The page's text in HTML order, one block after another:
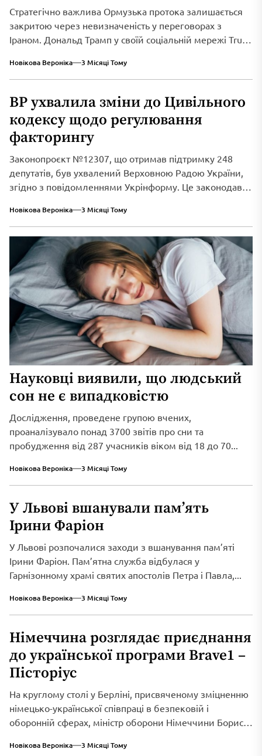
Стратегічно важлива Ормузька протока залишається
закритою через невизначеність у переговорах з
Іраном. Дональд Трамп у своїй соціальній мережі Truth
Новікова Вероніка 3 Місяці Тому
ВР ухвалила зміни до Цивільного
кодексу щодо регулювання
факторингу
Законопроєкт №12307, що отримав підтримку 248
депутатів, був ухвалений Верховною Радою України,
згідно з повідомленнями Укрінформу. Це законодавче
Новікова Вероніка 3 Місяці Тому
Науковці виявили, що людський
сон не є випадковістю
Дослідження, проведене групою вчених,
проаналізувало понад 3700 звітів про сни та
пробудження від 287 учасників віком від 18 до 70...
Новікова Вероніка 3 Місяці Тому
У Львові вшанували пам’ять
Ірини Фаріон
У Львові розпочалися заходи з вшанування пам’яті
Ірини Фаріон. Пам’ятна служба відбулася у
Гарнізонному храмі святих апостолів Петра і Павла,...
Новікова Вероніка 3 Місяці Тому
Німеччина розглядає приєднання
до української програми Brave1 –
Пісторіус
На круглому столі у Берліні, присвяченому зміцненню
німецько-української співпраці в безпековій і
оборонній сферах, міністр оборони Німеччини Борис
Новікова Вероніка 3 Місяці Тому